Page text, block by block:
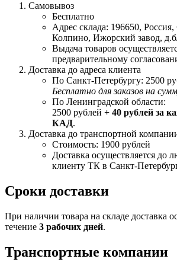
Самовывоз
Бесплатно
Адрес склада: 196650, Россия,
Колпино, Ижорский завод,
Выдача товаров
предварительному
Доставка до адреса клиента
По Санкт-Петербургу: 2500
Бесплатно для заказов на
По Ленинградской области:
2500 рублей + 40 рублей за
КАД.
Доставка до транспортной
Стоимость: 1900 рублей
Доставка осуществляется до
клиенту ТК в Санкт-
Сроки доставки
При наличии товара на складе доставка
течение 3 рабочих дней.
Транспортные компании